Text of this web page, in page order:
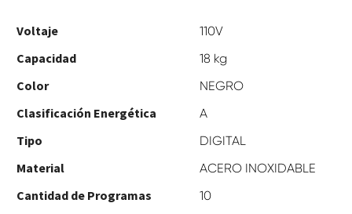
Voltaje 110V
Capacidad 18 kg
Color NEGRO
Clasificación Energética A
Tipo DIGITAL
Material ACERO INOXIDABLE
Cantidad de Programas 10